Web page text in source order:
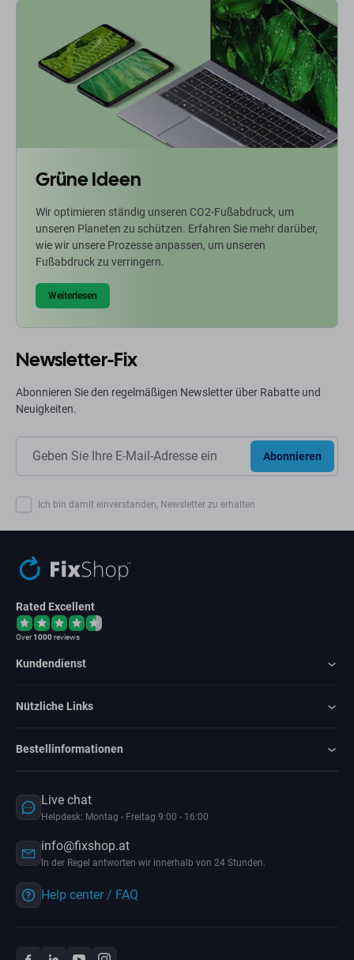
Grüne Ideen
Wir optimieren ständig unseren CO2-Fußabdruck, um
unseren Planeten zu schützen. Erfahren Sie mehr darüber,
wie wir unsere Prozesse anpassen, um unseren
Fußabdruck zu verringern.
Weiterlesen
Newsletter-Fix
Abonnieren Sie den regelmäßigen Newsletter über Rabatte und
Neuigkeiten.
Abonnieren
Ich bin damit einverstanden, Newsletter zu erhalten
Rated Excellent
Over1000reviews
Kundendienst
Nützliche Links
Bestellinformationen
Live chat
Helpdesk: Montag - Freitag 9:00 - 16:00
info@fixshop.at
In der Regel antworten wir innerhalb von 24 Stunden.
Help center / FAQ